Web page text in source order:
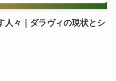
人々｜ダラヴィの現状とシ